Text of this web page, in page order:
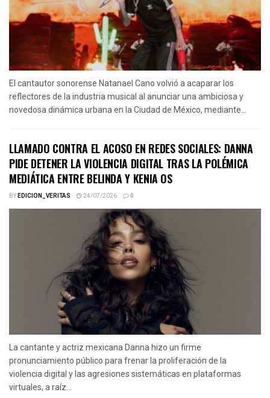
El cantautor sonorense Natanael Cano volvió a acaparar los
reflectores de la industria musical al anunciar una ambiciosa y
novedosa dinámica urbana en la Ciudad de México, mediante...
LLAMADO CONTRA EL ACOSO EN REDES SOCIALES: DANNA
PIDE DETENER LA VIOLENCIA DIGITAL TRAS LA POLÉMICA
MEDIÁTICA ENTRE BELINDA Y KENIA OS
BYEDICION_VERITAS 24/07/2026 0
La cantante y actriz mexicana Danna hizo un firme
pronunciamiento público para frenar la proliferación de la
violencia digital y las agresiones sistemáticas en plataformas
virtuales, a raíz...